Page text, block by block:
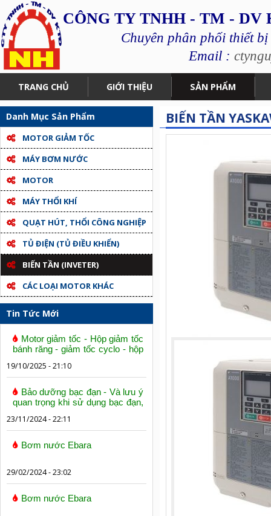
CÔNG TY TNHH - TM -
Chuyên phân phối thiết
Email :
TRANG CHỦ GIỚI THIỆU SẢN PHẨM
Danh Mục Sản Phẩm
MOTOR GIẢM TỐC
MÁY BƠM NƯỚC
MOTOR
MÁY THỔI KHÍ
QUẠT HÚT, THỔI CÔNG NGHIỆP
TỦ ĐIỆN (TỦ ĐIỀU KHIỂN)
BIẾN TẦN (INVETER)
CÁC LOẠI MOTOR KHÁC
Tin Tức Mới
Motor giảm tốc - Hộp giảm tốc
bánh răng - giảm tốc cyclo - hộp
19/10/2025 - 21:10
Bảo dưỡng bạc đạn - Và lưu ý
quan trọng khi sử dụng bạc đạn,
23/11/2024 - 22:11
Bơm nước Ebara
29/02/2024 - 23:02
Bơm nước Ebara
BIẾN TẦN